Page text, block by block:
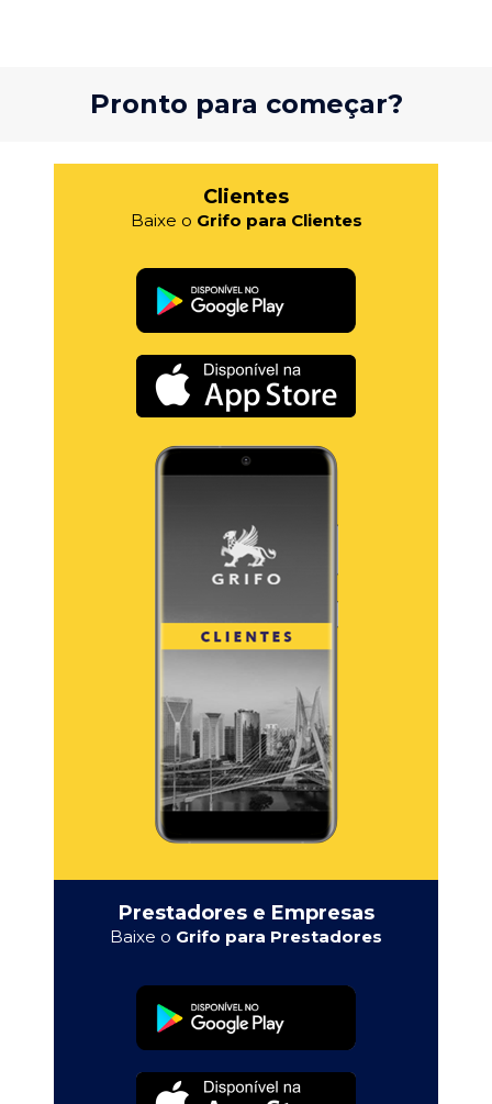
Pronto para começar?
Clientes
Baixe o Grifo para Clientes
Prestadores e Empresas
Baixe o Grifo para Prestadores